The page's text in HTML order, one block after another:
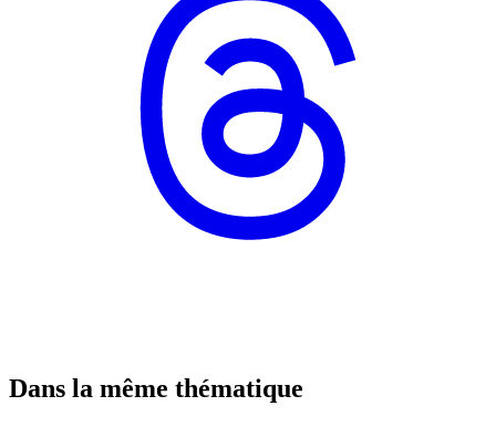
Dans la même thématique